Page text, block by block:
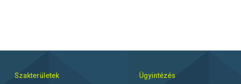
Szakterületek Ügyintézés